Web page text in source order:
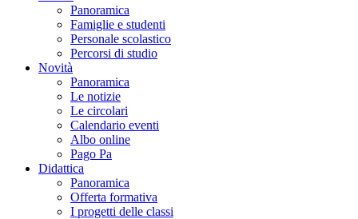
Panoramica
Famiglie e studenti
Personale scolastico
Percorsi di studio
Novità
Panoramica
Le notizie
Le circolari
Calendario eventi
Albo online
Pago Pa
Didattica
Panoramica
Offerta formativa
I progetti delle classi